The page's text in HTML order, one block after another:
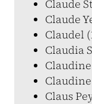
Claude
Claude
Claudel
Claudia
Claus